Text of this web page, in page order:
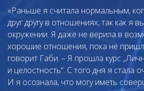
«Раньше я считала нормальным,
друг другу в отношениях, так как я
окружении. Я даже не верила в
хорошие отношения, пока не
говорит Габи. – Я прошла курс
и целостность“. С того дня я стала
И я осознала, что могу иметь